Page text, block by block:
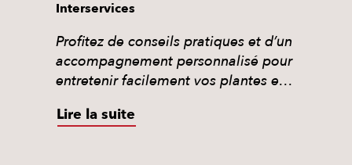
Interservices
Profitez de conseils pratiques et d’un
accompagnement personnalisé pour
entretenir facilement vos plantes et
Lire la suite